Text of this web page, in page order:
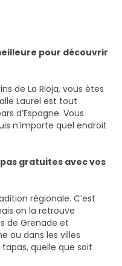
pour découvrir
de La Rioja, vous êtes
Laurel est tout
d’Espagne. Vous
n’importe quel endroit
gratuites avec vos
régionale. C’est
on la retrouve
de Grenade et
ou dans les villes
quelle que soit